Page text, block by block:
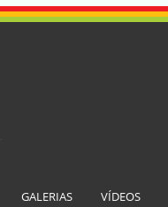
GALERIAS VÍDEOS